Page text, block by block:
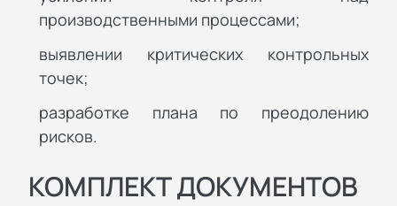
производственными процессами;
выявлении критических контрольных
точек;
разработке плана по преодолению
рисков.
КОМПЛЕКТ ДОКУМЕНТОВ